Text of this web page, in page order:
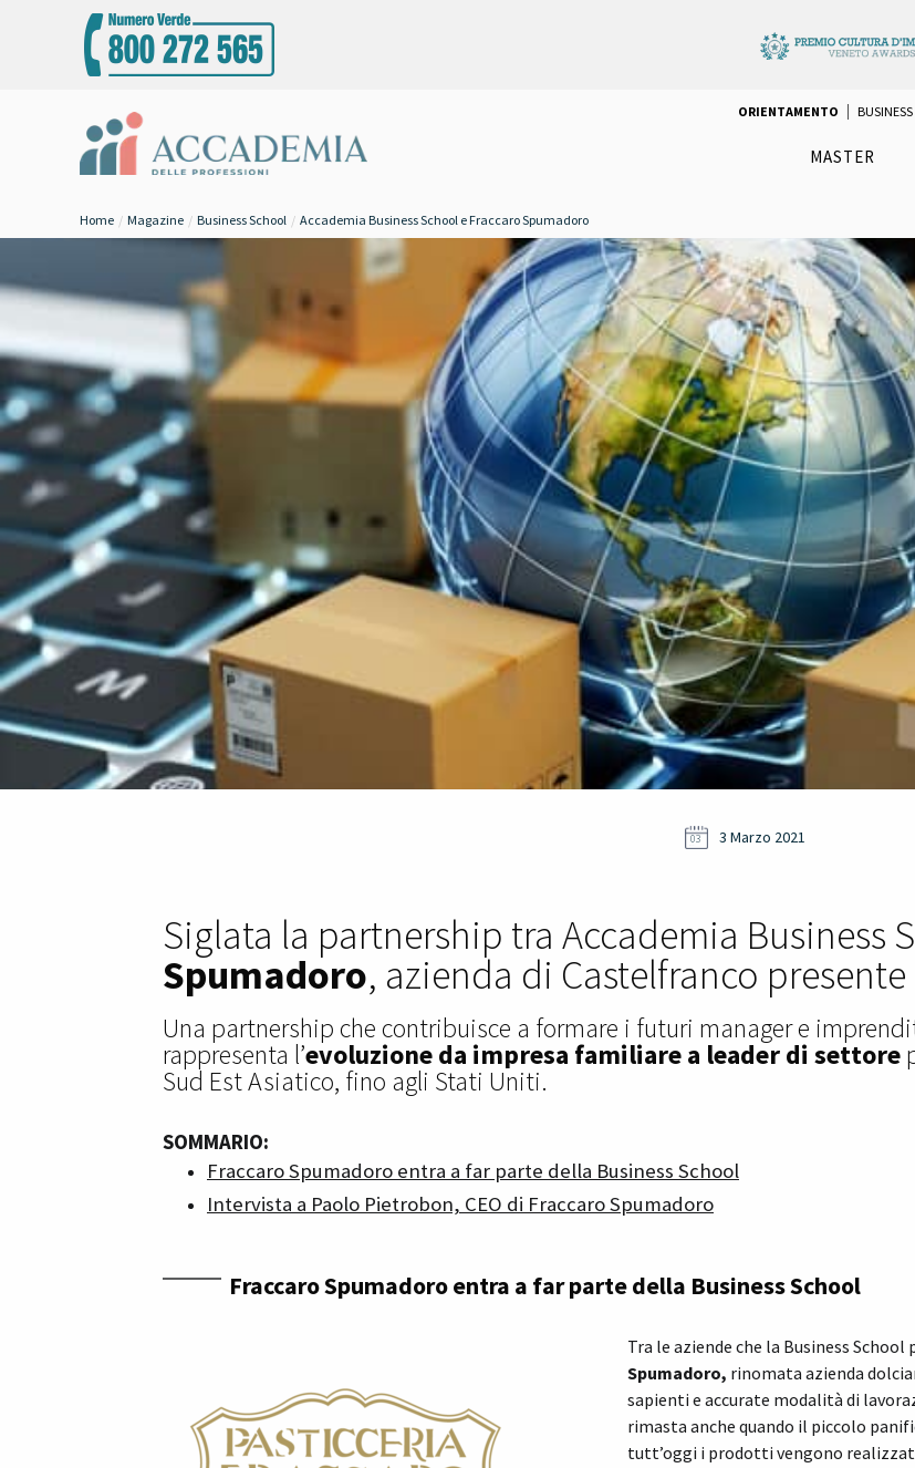
ORIENTAMENTO
MASTER
Home Magazine Business School Accademia Business School e Fraccaro Spumadoro
03 3 Marzo 2021
Siglata la partnership tra Accademia Business
Spumadoro, azienda di Castelfranco
Una partnership che contribuisce a formare i futuri manager e
rappresenta l’evoluzione da impresa familiare a leader di settore
Sud Est Asiatico, fino agli Stati Uniti.
SOMMARIO:
Fraccaro Spumadoro entra a far parte della Business School
Intervista a Paolo Pietrobon, CEO di Fraccaro Spumadoro
Fraccaro Spumadoro entra a far parte della Business School
Tra le aziende che la Business
Spumadoro, rinomata azienda
sapienti e accurate modalità di
rimasta anche quando il piccolo
tutt’oggi i prodotti vengono